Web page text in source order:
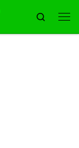
Search